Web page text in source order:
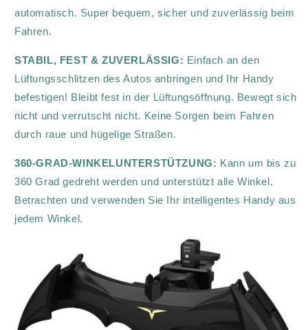
automatisch. Super bequem, sicher und zuverlässig beim
Fahren.
STABIL, FEST & ZUVERLÄSSIG: Einfach an den
Lüftungsschlitzen des Autos anbringen und Ihr Handy
befestigen! Bleibt fest in der Lüftungsöffnung. Bewegt sich
nicht und verrutscht nicht. Keine Sorgen beim Fahren
durch raue und hügelige Straßen.
360-GRAD-WINKELUNTERSTÜTZUNG: Kann um bis zu
360 Grad gedreht werden und unterstützt alle Winkel.
Betrachten und verwenden Sie Ihr intelligentes Handy aus
jedem Winkel.